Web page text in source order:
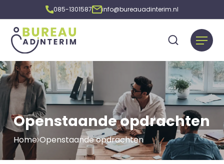
085-1301587 info@bureauadinterim.nl
Openstaande opdrachten
Home Openstaande opdrachten